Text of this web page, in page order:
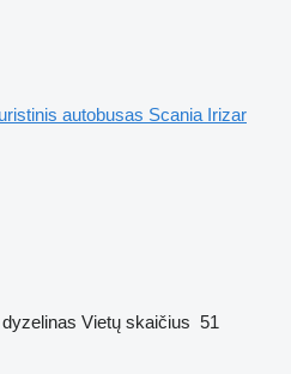
autobusas Scania Irizar
dyzelinas Vietų skaičius 51